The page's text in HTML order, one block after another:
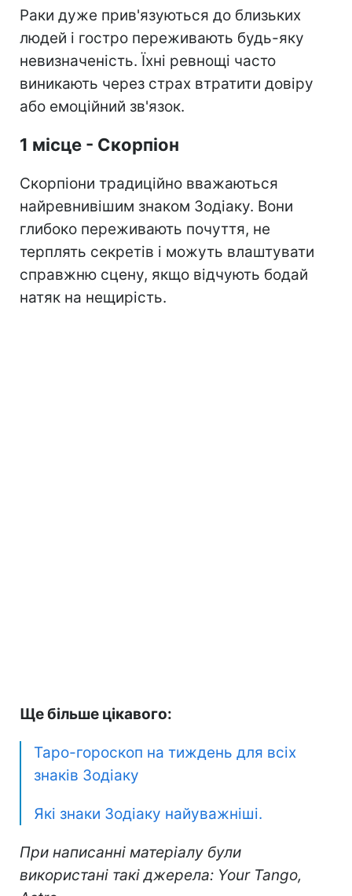
Раки дуже прив'язуються до близьких
людей і гостро переживають будь-яку
невизначеність. Їхні ревнощі часто
виникають через страх втратити довіру
або емоційний зв'язок.
1 місце - Скорпіон
Скорпіони традиційно вважаються
найревнивішим знаком Зодіаку. Вони
глибоко переживають почуття, не
терплять секретів і можуть влаштувати
справжню сцену, якщо відчують бодай
натяк на нещирість.
Ще більше цікавого:
Таро-гороскоп на тиждень для всіх
знаків Зодіаку
Які знаки Зодіаку найуважніші.
При написанні матеріалу були
використані такі джерела: Your Tango,